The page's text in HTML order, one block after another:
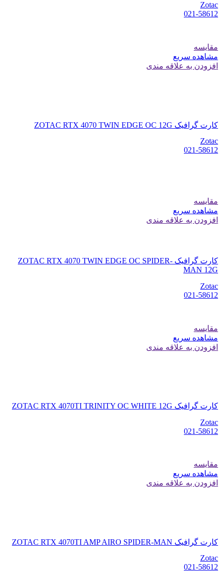
Zotac
021-58612
مقایسه
مشاهده سریع
افزودن به علاقه مندی
کارت گرافیک ZOTAC RTX 4070 TWIN EDGE OC 12G
Zotac
021-58612
مقایسه
مشاهده سریع
افزودن به علاقه مندی
کارت گرافیک ZOTAC RTX 4070 TWIN EDGE OC SPIDER-
MAN 12G
Zotac
021-58612
مقایسه
مشاهده سریع
افزودن به علاقه مندی
کارت گرافیک ZOTAC RTX 4070TI TRINITY OC WHITE 12G
Zotac
021-58612
مقایسه
مشاهده سریع
افزودن به علاقه مندی
کارت گرافیک ZOTAC RTX 4070TI AMP AIRO SPIDER-MAN
Zotac
021-58612